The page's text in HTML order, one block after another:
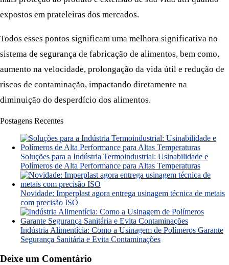
expostos em prateleiras dos mercados.
Todos esses pontos significam uma melhora significativa no
sistema de segurança de fabricação de alimentos, bem como,
aumento na velocidade, prolongação da vida útil e redução de
riscos de contaminação, impactando diretamente na
diminuição do desperdício dos alimentos.
Postagens Recentes
Soluções para a Indústria Termoindustrial: Usinabilidade e
Polímeros de Alta Performance para Altas Temperaturas
Novidade: Imperplast agora entrega usinagem técnica de metais
com precisão ISO
Indústria Alimentícia: Como a Usinagem de Polímeros Garante
Segurança Sanitária e Evita Contaminações
Deixe um Comentário